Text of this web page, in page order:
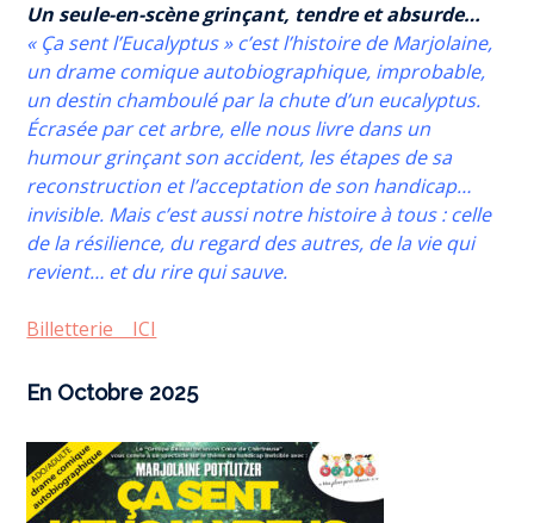
Un seule-en-scène grinçant, tendre et absurde…
« Ça sent l’Eucalyptus » c’est l’histoire de Marjolaine,
un drame comique autobiographique, improbable,
un destin chamboulé par la chute d’un eucalyptus.
Écrasée par cet arbre, elle nous livre dans un
humour grinçant son accident, les étapes de sa
reconstruction et l’acceptation de son handicap…
invisible. Mais c’est aussi notre histoire à tous : celle
de la résilience, du regard des autres, de la vie qui
revient… et du rire qui sauve.
Billetterie ICI
En Octobre 2025